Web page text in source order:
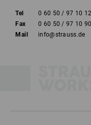
Tel
0 60 50 / 97 10 12
Fax
0 60 50 / 97 10 90
Mail
info@strauss.de